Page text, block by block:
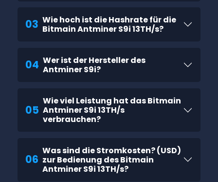
03 Wie hoch ist die Hashrate für die
Bitmain Antminer S9i 13TH/s?
04 Wer ist der Hersteller des
Antminer S9i?
05
Wie viel Leistung hat das Bitmain
Antminer S9i 13TH/s
verbrauchen?
06
Was sind die Stromkosten? (USD)
zur Bedienung des Bitmain
Antminer S9i 13TH/s?